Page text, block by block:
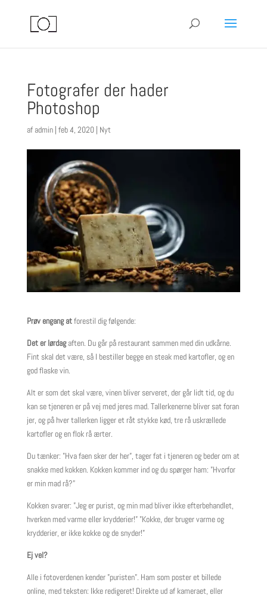
Fotografer der hader
Photoshop
af admin| feb 4, 2020| Nyt
Prøv engang atforestil dig følgende:
Det er lørdagaften. Du går på restaurant sammen med din udkårne.
Fint skal det være, så I bestiller begge en steak med kartofler, og en
god flaske vin.
Alt er som det skal være, vinen bliver serveret, der går lidt tid, og du
kan se tjeneren er på vej med jeres mad. Tallerkenerne bliver sat foran
jer, og på hver tallerken ligger et råt stykke kød, tre rå uskrællede
kartofler og en flok rå ærter.
Du tænker: ”Hva faen sker der her”, tager fat i tjeneren og beder om at
snakke med kokken. Kokken kommer ind og du spørger ham: ”Hvorfor
er min mad rå?”
Kokken svarer: ”Jeg er purist, og min mad bliver ikke efterbehandlet,
hverken med varme eller krydderier!” ”Kokke, der bruger varme og
krydderier, er ikke kokke og de snyder!”
Ej vel?
Alle i fotoverdenen kender ”puristen”. Ham som poster et billede
online, med teksten: Ikke redigeret! Direkte ud af kameraet, eller